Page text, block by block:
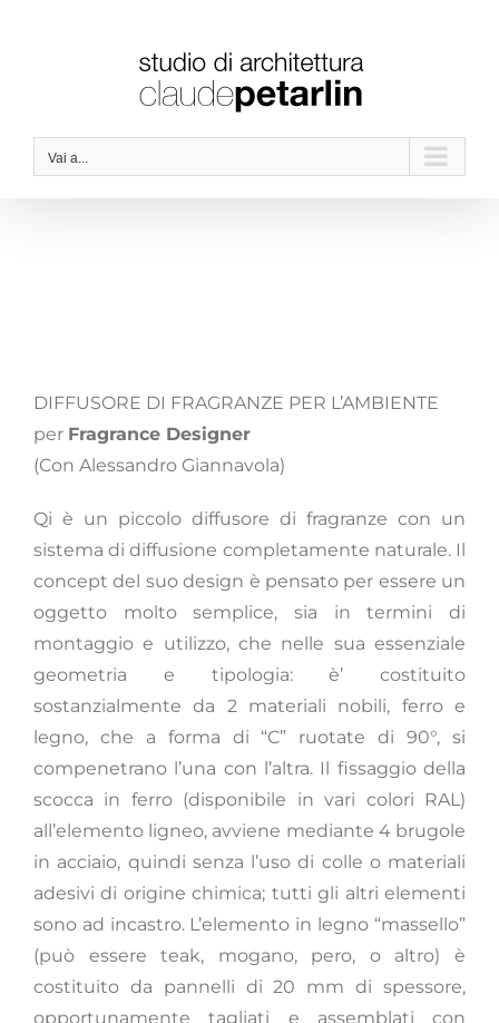
Vai a...
DIFFUSORE DI FRAGRANZE PER L’AMBIENTE
per Fragrance Designer
(Con Alessandro Giannavola)
Qi è un piccolo diffusore di fragranze con un
sistema di diffusione completamente naturale. Il
concept del suo design è pensato per essere un
oggetto molto semplice, sia in termini di
montaggio e utilizzo, che nelle sua essenziale
geometria e tipologia: è’ costituito
sostanzialmente da 2 materiali nobili, ferro e
legno, che a forma di “C” ruotate di 90°, si
compenetrano l’una con l’altra. Il fissaggio della
scocca in ferro (disponibile in vari colori RAL)
all’elemento ligneo, avviene mediante 4 brugole
in acciaio, quindi senza l’uso di colle o materiali
adesivi di origine chimica; tutti gli altri elementi
sono ad incastro. L’elemento in legno “massello”
(può essere teak, mogano, pero, o altro) è
costituito da pannelli di 20 mm di spessore,
opportunamente tagliati e assemblati con